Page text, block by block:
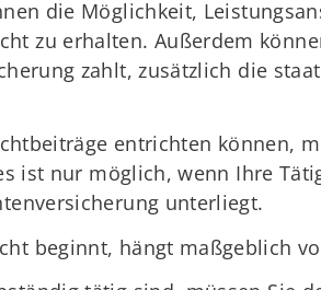
die Möglichkeit,
zu erhalten. Außerdem
zahlt, zusätzlich die
entrichten können,
ist nur möglich, wenn Ihre
unterliegt.
beginnt, hängt maßgeblich